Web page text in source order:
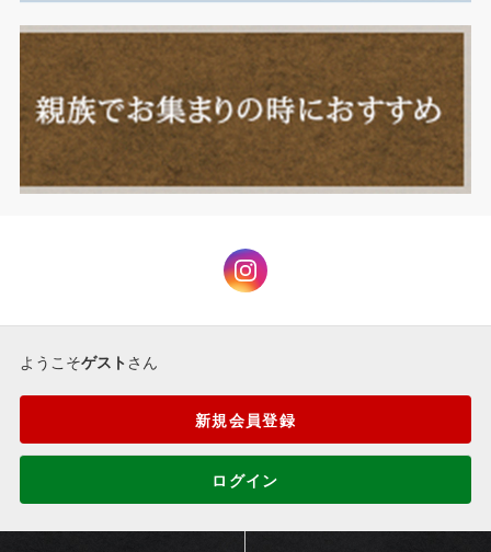
ようこそゲスト さん
新規会員登録
ログイン